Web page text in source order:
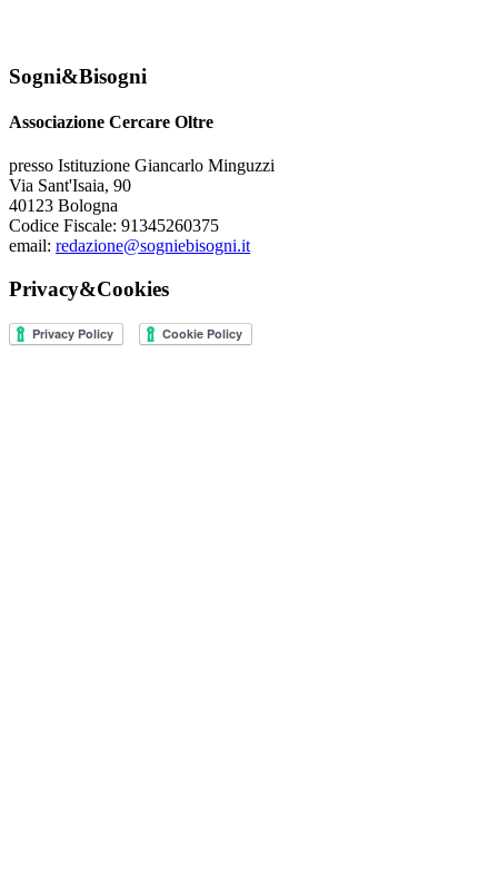
Sogni&Bisogni
Associazione Cercare Oltre
presso Istituzione Giancarlo Minguzzi
Via Sant'Isaia, 90
40123 Bologna
Codice Fiscale: 91345260375
email: redazione@sogniebisogni.it
Privacy&Cookies